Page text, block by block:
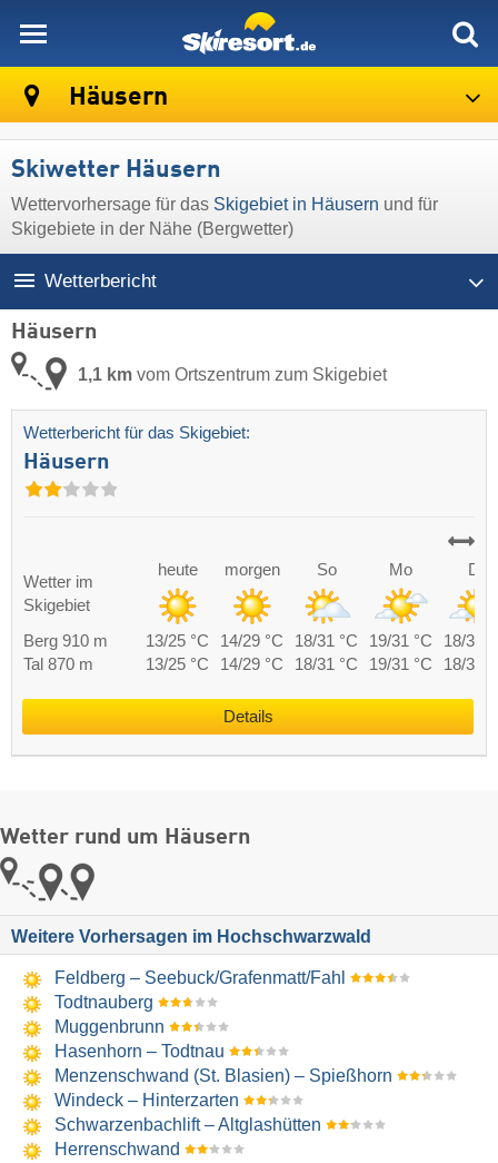
Häusern
Skiwetter Häusern
Wettervorhersage für das Skigebiet in Häusern und für
Skigebiete in der Nähe (Bergwetter)
Wetterbericht
Häusern
1,1 km vom Ortszentrum zum Skigebiet
Wetterbericht für das Skigebiet:
Häusern
Wetter im
Skigebiet
heute morgen So Mo Di
Berg 910 m 13/25 °C 14/29 °C 18/31 °C 19/31 °C
18/30
Tal 870 m
13/25 °C 14/29 °C 18/31 °C 19/31 °C 18/30
Details
Wetter rund um Häusern
Weitere Vorhersagen im Hochschwarzwald
Feldberg – Seebuck/​Grafenmatt/​Fahl
Todtnauberg
Muggenbrunn
Hasenhorn – Todtnau
Menzenschwand (St. Blasien) – Spießhorn
Windeck – Hinterzarten
Schwarzenbachlift – Altglashütten
Herrenschwand